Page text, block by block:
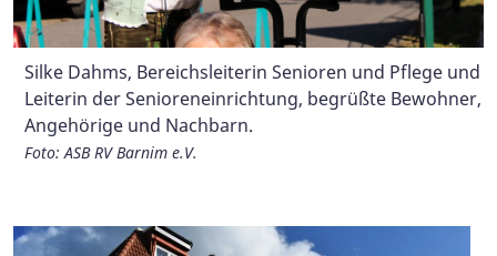
Silke Dahms, Bereichsleiterin Senioren und Pflege und
Leiterin der Senioreneinrichtung, begrüßte Bewohner,
Angehörige und Nachbarn.
Foto: ASB RV Barnim e.V.
Zünftig herausgeputzt hatten sich auch unsere
Mitarbeiterinnen, hier Jennifer Grünwald,
Pflegedienstleiterin unserer Senioreneinrichtung, mit
einem Gast des Festes.
Das Fest an einem sonnigen Plätzchen genießen ...
Foto: ASB RV Barnim e.V.